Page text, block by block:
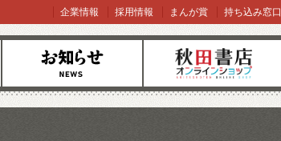
お知らせ オンラインショップ
企業情報 採用情報 まんが賞 持ち込み窓口